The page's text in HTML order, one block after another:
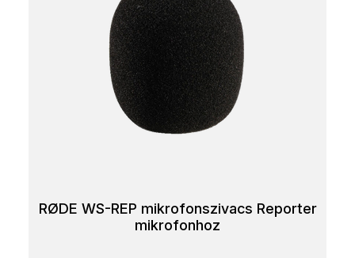
RØDE WS-REP mikrofonszivacs Reporter
mikrofonhoz